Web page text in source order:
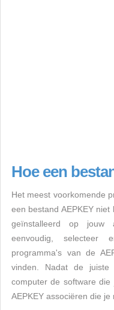
Hoe een
Het meest voorkomende
een bestand AEPKEY
geïnstalleerd op jouw
eenvoudig, selecteer
programma's van de
vinden. Nadat de
computer de software
AEPKEY associëren die je